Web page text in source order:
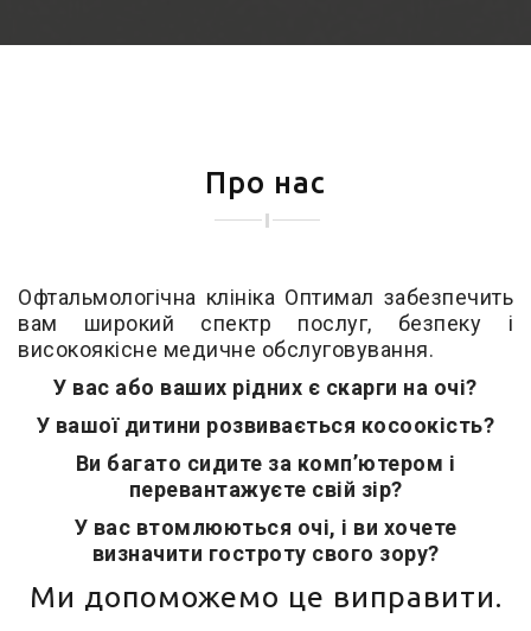
Про нас
Офтальмологічна клініка Оптимал забезпечить
вам широкий спектр послуг, безпеку і
високоякісне медичне обслуговування.
У вас або ваших рідних є скарги на очі?
У вашої дитини розвивається косоокість?
Ви багато сидите за комп’ютером і
перевантажуєте свій зір?
У вас втомлюються очі, і ви хочете
визначити гостроту свого зору?
Ми допоможемо це виправити.